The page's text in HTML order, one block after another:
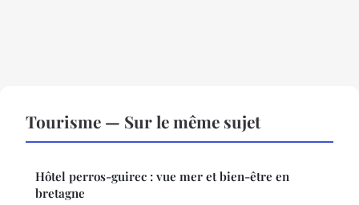
Tourisme — Sur le même sujet
Hôtel perros-guirec : vue mer et bien-être en
bretagne